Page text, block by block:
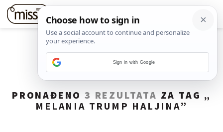
PRONAĐENO 3 REZULTATA ZA TAG „
MELANIA TRUMP HALJINA”
Sign in with Google